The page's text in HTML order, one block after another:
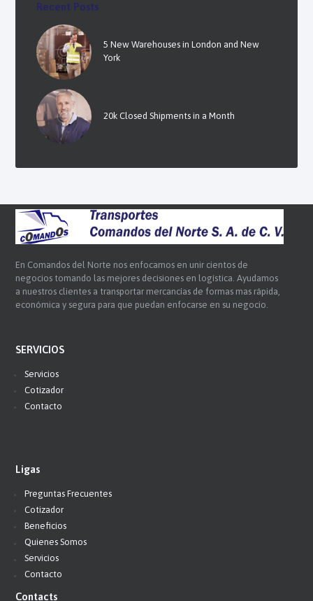
Recent Posts
5 New Warehouses in London and New
York
20k Closed Shipments in a Month
En Comandos del Norte nos enfocamos en unir cientos de
negocios tomando las mejores decisiones en logística. Ayudamos
a nuestros clientes a transportar mercancías de formas mas rápida,
económica y segura para que puedan enfocarse en su negocio.
SERVICIOS
Servicios
Cotizador
Contacto
Ligas
Preguntas Frecuentes
Cotizador
Beneficios
Quienes Somos
Servicios
Contacto
Contacts